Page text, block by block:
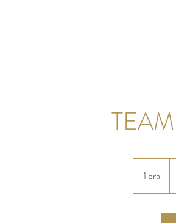
1 ora
o